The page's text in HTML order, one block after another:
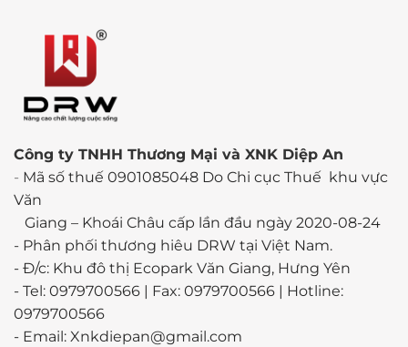
Công ty TNHH Thương Mại và XNK Diệp An
- Mã số thuế 0901085048 Do Chi cục Thuế khu vực
Văn
Giang – Khoái Châu cấp lần đầu ngày 2020-08-24
- Phân phối thương hiêu DRW tại Việt Nam.
- Đ/c: Khu đô thị Ecopark Văn Giang, Hưng Yên
- Tel: 0979700566 | Fax: 0979700566 | Hotline:
0979700566
- Email: Xnkdiepan@gmail.com